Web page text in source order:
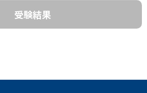
受験結果